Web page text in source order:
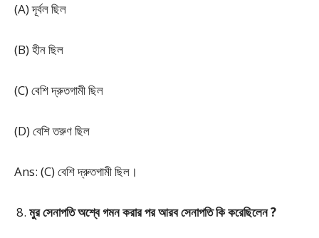
(A) দূর্বল ছিল
(B) হীন ছিল
(C) বেশি দ্রুতগামী ছিল
(D) বেশি তরুণ ছিল
Ans: (C) বেশি দ্রুতগামী ছিল।
মুর সেনাপতি অশ্বে গমন করার পর আরব সেনাপতি কি করেছিলেন ?